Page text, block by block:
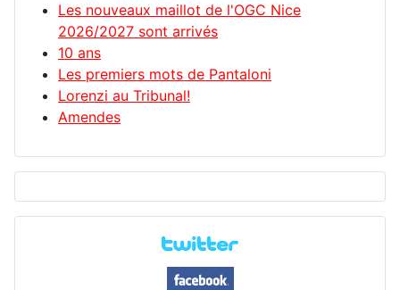
Les nouveaux maillot de l'OGC Nice
2026/2027 sont arrivés
10 ans
Les premiers mots de Pantaloni
Lorenzi au Tribunal!
Amendes